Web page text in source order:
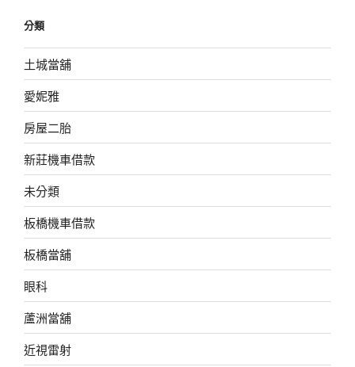
分類
土城當舖
愛妮雅
房屋二胎
新莊機車借款
未分類
板橋機車借款
板橋當舖
眼科
蘆洲當舖
近視雷射